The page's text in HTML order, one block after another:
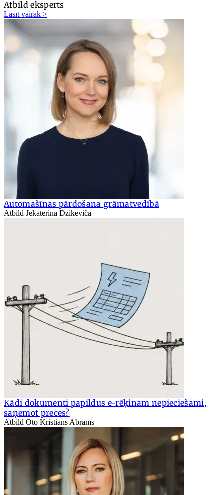
Atbild eksperts
Lasīt vairāk >
Automašīnas pārdošana grāmatvedībā
Atbild Jekaterina Dzikeviča
Kādi dokumenti papildus e-rēķinam nepieciešami,
saņemot preces?
Atbild Oto Kristiāns Abrams